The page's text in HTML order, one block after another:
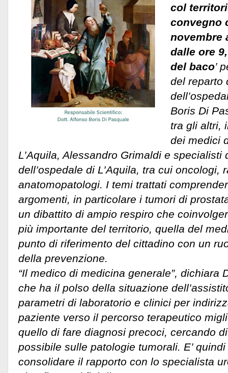
col
convegno
novembre
dalle ore
del baco’
del reparto
Boris Di
tra gli altri,
dei medici
L’Aquila, Alessandro Grimaldi e
dell’ospedale di L’Aquila, tra cui oncologi,
anatomopatologi. I temi trattati
argomenti, in particolare i tumori di
un dibattito di ampio respiro che
più importante del territorio, quella del
punto di riferimento del cittadino con un
della prevenzione.
“Il medico di medicina generale”, dichiara
che ha il polso della situazione
parametri di laboratorio e clinici per
paziente verso il percorso terapeutico
quello di fare diagnosi precoci, cercando
possibile sulle patologie tumorali. E’
consolidare il rapporto con lo specialista